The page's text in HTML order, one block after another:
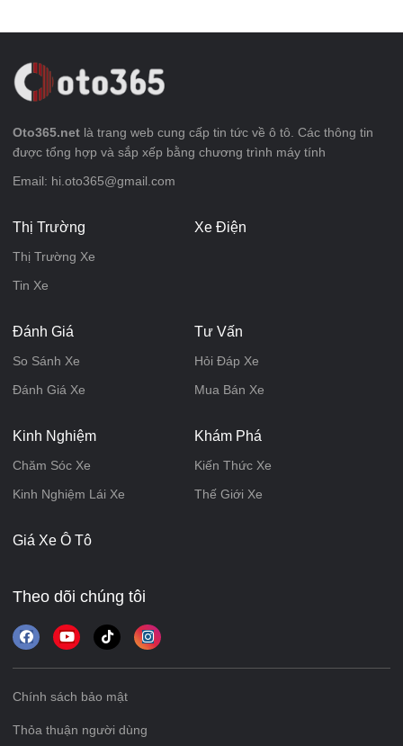
Oto365.net là trang web cung cấp tin tức về ô tô. Các thông tin
được tổng hợp và sắp xếp bằng chương trình máy tính
Email: hi.oto365@gmail.com
Thị Trường
Thị Trường Xe
Tin Xe
Xe Điện
Đánh Giá
So Sánh Xe
Đánh Giá Xe
Tư Vấn
Hỏi Đáp Xe
Mua Bán Xe
Kinh Nghiệm
Chăm Sóc Xe
Kinh Nghiệm Lái Xe
Khám Phá
Kiến Thức Xe
Thế Giới Xe
Giá Xe Ô Tô
Theo dõi chúng tôi
Chính sách bảo mật
Thỏa thuận người dùng